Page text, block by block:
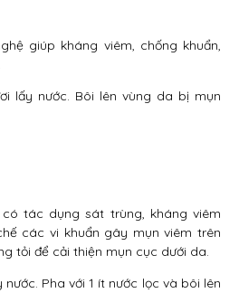
giúp kháng viêm, chống khuẩn,
lấy nước. Bôi lên vùng da bị mụn
tác dụng sát trùng, kháng viêm
các vi khuẩn gây mụn viêm trên
tỏi để cải thiện mụn cục dưới da.
Pha với 1 ít nước lọc và bôi lên